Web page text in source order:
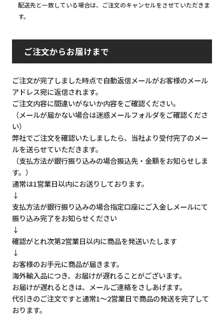
配送先と一致している場合は、ご注文のキャンセルをさせていただきま
す。
ご注文からお届けまで
ご注文が完了しました時点で自動返信メールがお客様のメール
アドレス宛に返信されます。
ご注文内容に間違いがないか内容をご確認ください。
（メールが届かない場合は迷惑メールフォルダをご確認くださ
い）
弊社でご注文を確認いたしましたら、当社より受付完了のメー
ルを送らせていただきます。
（支払方法が銀行振り込みの場合振込先・金額をお知らせしま
す。）
通常は1営業日以内にお送りしております。
↓
支払方法が銀行振り込みの場合指定口座にご入金しメールにて
振り込み完了をお知らせください
↓
確認がとれ次第2営業日以内に商品を発送いたします
↓
お客様のお手元に商品が届きます。
海外輸入品につき、お届けが遅れることがございます。
お届けが遅れるときは、メールご連絡をさしあげます。
代引きのご注文ですと通常1～2営業日で商品の発送を完了して
おります。